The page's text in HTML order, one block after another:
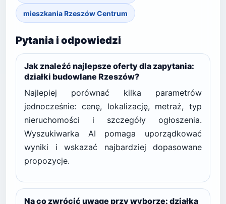
mieszkania Rzeszów Centrum
Pytania i odpowiedzi
Jak znaleźć najlepsze oferty dla zapytania:
działki budowlane Rzeszów?
Najlepiej porównać kilka parametrów
jednocześnie: cenę, lokalizację, metraż, typ
nieruchomości i szczegóły ogłoszenia.
Wyszukiwarka AI pomaga uporządkować
wyniki i wskazać najbardziej dopasowane
propozycje.
Na co zwrócić uwagę przy wyborze: działka